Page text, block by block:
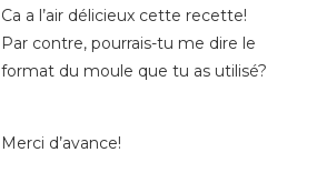
Ca a l’air délicieux cette recette!
Par contre, pourrais-tu me dire le
format du moule que tu as utilisé?
Merci d’avance!